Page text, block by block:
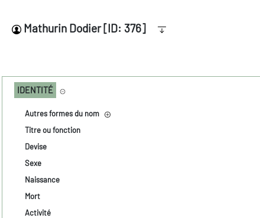
Mathurin Dodier [ID: 376]
IDENTITÉ
Autres formes du nom
Titre ou fonction
Devise
Sexe
Naissance
Mort
Activité